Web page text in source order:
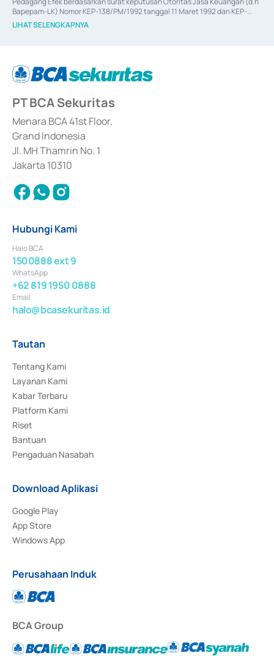
Bapepam-LK) Nomor KEP-138/PM/1992 tanggal 11 Maret 1992 dan KEP-
06/D.04/2014 tanggal 28 Februari 2014, izin usaha sebagai Penjamin Emisi
Efek berdasarkan surat keputusan Otoritas Jasa Keuangan Nomor KEP-
berdasarkan surat keputusan Otoritas Jasa Keuangan Nomor S-
67/PM.21/2017 tanggal 3 Februari 2017, dan beberapa izin usaha lainnya
Sertifikat Deposito di Pasar Uang yang izinnya diterbitkan pada tahun 2017
dan izin usaha lainnya dari Bank Indonesia sebagai Lembaga Pendukung
Penerbitan, Transaksi, serta Penatausahaan dan Penyelesaian Transaksi
Surat Berharga Komersial yang izinnya diterbitkan pada tahun 2018.
LIHAT SELENGKAPNYA
PT BCA Sekuritas
Menara BCA 41st Floor,
Grand Indonesia
Jl. MH Thamrin No. 1
Jakarta 10310
Hubungi Kami
Halo BCA
1500888 ext 9
WhatsApp
+62 819 1950 0888
Email
halo@bcasekuritas.id
Tautan
Tentang Kami
Layanan Kami
Kabar Terbaru
Platform Kami
Riset
Bantuan
Pengaduan Nasabah
Download Aplikasi
Google Play
App Store
Windows App
Perusahaan Induk
BCA Group